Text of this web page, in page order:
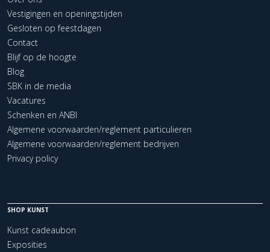
Vestigingen en openingstijden
Gesloten op feestdagen
Contact
Blijf op de hoogte
Blog
SBK in de media
Vacatures
Schenken en ANBI
Algemene voorwaarden/reglement particulieren
Algemene voorwaarden/reglement bedrijven
Privacy policy
SHOP KUNST
Kunst cadeaubon
Exposities